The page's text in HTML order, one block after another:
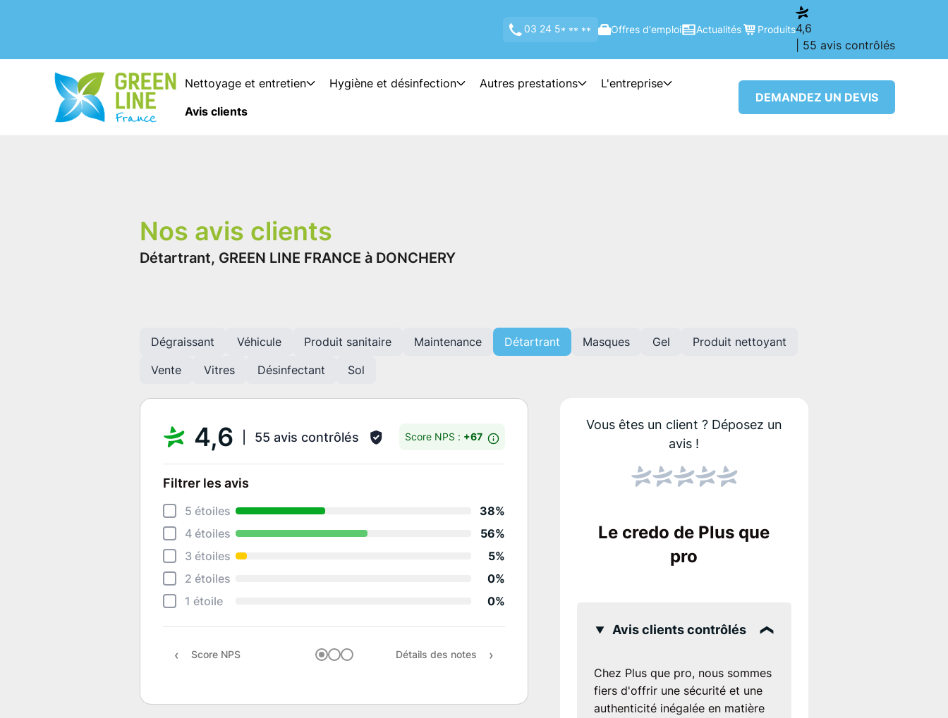
03 24 5* ** ** Offres d'emploi Actualités Produits4,6
| 55 avis contrôlés
Nettoyage et entretien Hygiène et désinfection Autres prestations
L'entreprise
Avis clients
DEMANDEZ UN DEVIS
Détartrant, GREEN LINE FRANCE à DONCHERY
Nos avis clients
Dégraissant Véhicule Produit sanitaire Maintenance Détartrant Masques Gel
Produit nettoyant
Vente
Vitres Désinfectant Sol
4,6 55 avis contrôlés Score NPS : +67
Filtrer les avis
5 étoiles
38%
4 étoiles
56%
3 étoiles
5%
2 étoiles
0%
1 étoile
0%
Recommandation
Score NPS Détails des notes
Vous êtes un client ? Déposez un
avis !
Le credo de Plus que
pro
Avis clients contrôlés
Chez Plus que pro, nous sommes
fiers d'offrir une sécurité et une
authenticité inégalée en matière